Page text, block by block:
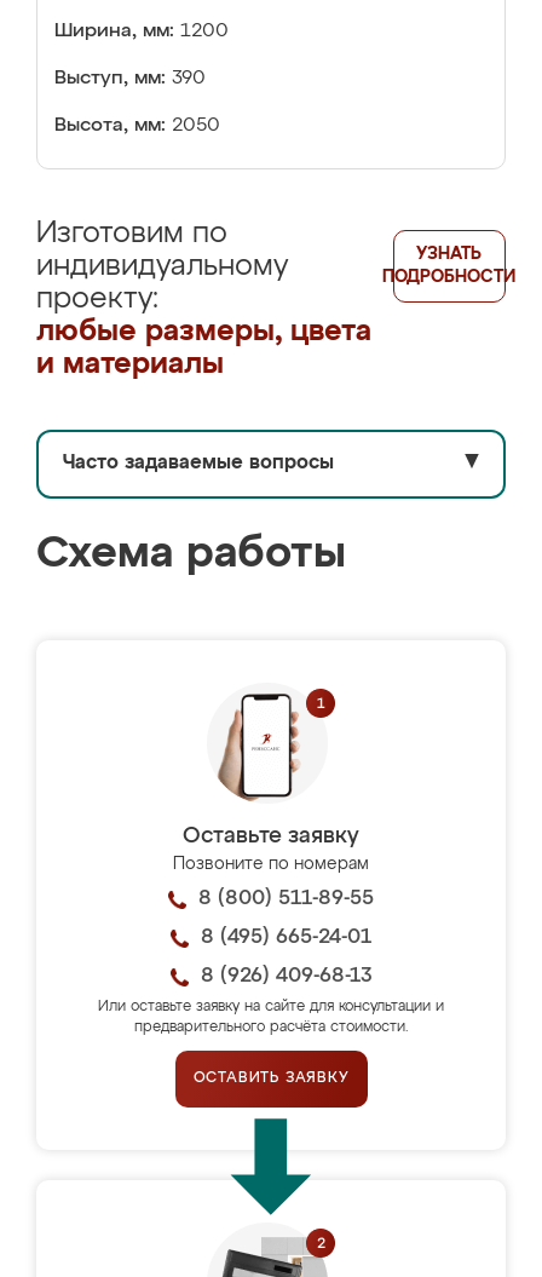
Ширина, мм: 1200
Выступ, мм: 390
Высота, мм: 2050
Изготовим по
индивидуальному
проекту:
любые размеры, цвета
и материалы
УЗНАТЬ
ПОДРОБНОСТИ
Часто задаваемые вопросы ▼
Схема работы
Оставьте заявку
Позвоните по номерам
8 (800) 511-89-55
8 (495) 665-24-01
8 (926) 409-68-13
Или оставьте заявку на сайте для консультации и
предварительного расчёта стоимости.
ОСТАВИТЬ ЗАЯВКУ